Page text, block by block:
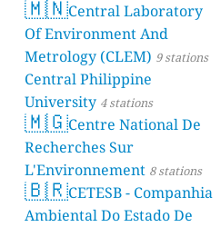
🇲🇳Central Laboratory
Of Environment And
Metrology (CLEM) 9 stations
Central Philippine
University4 stations
🇲🇬Centre National De
Recherches Sur
L'Environnement 8 stations
🇧🇷CETESB - Companhia
Ambiental Do Estado De